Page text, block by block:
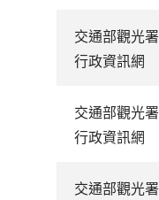
交通部觀光署
行政資訊網
交通部觀光署
行政資訊網
交通部觀光署